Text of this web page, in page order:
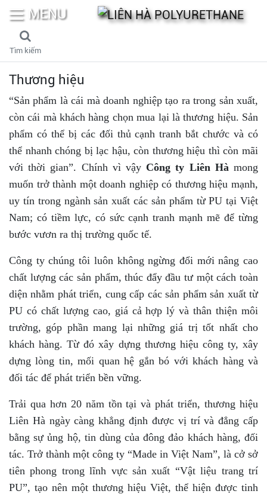
MENU
Tìm kiếm
Thương hiệu
“Sản phẩm là cái mà doanh nghiệp tạo ra trong sản xuất,
còn cái mà khách hàng chọn mua lại là thương hiệu. Sản
phẩm có thể bị các đối thủ cạnh tranh bắt chước và có
thể nhanh chóng bị lạc hậu, còn thương hiệu thì còn mãi
với thời gian”. Chính vì vậy Công ty Liên Hà mong
muốn trở thành một doanh nghiệp có thương hiệu mạnh,
uy tín trong ngành sản xuất các sản phẩm từ PU tại Việt
Nam; có tiềm lực, có sức cạnh tranh mạnh mẽ để từng
bước vươn ra thị trường quốc tế.
Công ty chúng tôi luôn không ngừng đổi mới nâng cao
chất lượng các sản phẩm, thúc đẩy đầu tư một cách toàn
diện nhằm phát triển, cung cấp các sản phẩm sản xuất từ
PU có chất lượng cao, giá cả hợp lý và thân thiện môi
trường, góp phần mang lại những giá trị tốt nhất cho
khách hàng. Từ đó xây dựng thương hiệu công ty, xây
dựng lòng tin, mối quan hệ gắn bó với khách hàng và
đối tác để phát triển bền vững.
Trải qua hơn 20 năm tồn tại và phát triển, thương hiệu
Liên Hà ngày càng khẳng định được vị trí và đẳng cấp
bằng sự ủng hộ, tin dùng của đông đảo khách hàng, đối
tác. Trở thành một công ty “Made in Việt Nam”, là cở sở
tiên phong trong lĩnh vực sản xuất “Vật liệu trang trí
PU”, tạo nên một thương hiệu Việt, thể hiện được tinh